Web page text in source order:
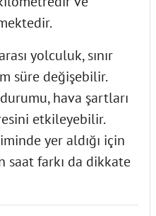
yolculuk, sınır
süre değişebilir.
hava şartları
etkileyebilir.
yer aldığı için
saat farkı da dikkate